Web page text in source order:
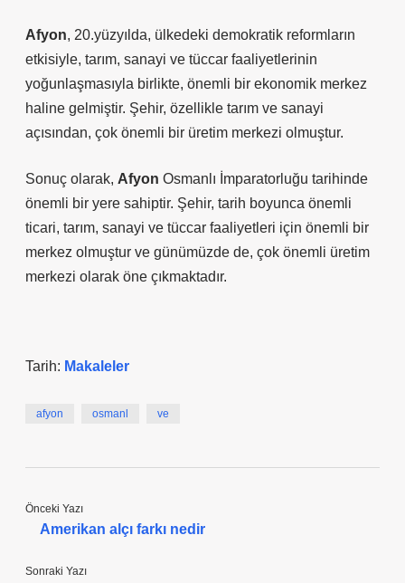
Afyon, 20.yüzyılda, ülkedeki demokratik reformların
etkisiyle, tarım, sanayi ve tüccar faaliyetlerinin
yoğunlaşmasıyla birlikte, önemli bir ekonomik merkez
haline gelmiştir. Şehir, özellikle tarım ve sanayi
açısından, çok önemli bir üretim merkezi olmuştur.
Sonuç olarak, Afyon Osmanlı İmparatorluğu tarihinde
önemli bir yere sahiptir. Şehir, tarih boyunca önemli
ticari, tarım, sanayi ve tüccar faaliyetleri için önemli bir
merkez olmuştur ve günümüzde de, çok önemli üretim
merkezi olarak öne çıkmaktadır.
Tarih: Makaleler
afyon osmanl ve
Önceki Yazı
Amerikan alçı farkı nedir
Sonraki Yazı